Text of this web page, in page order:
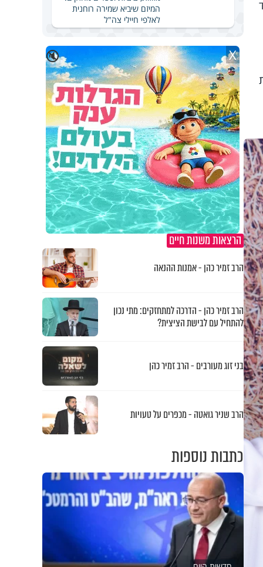
המיזם שיביא שמירה רוחנית
לאלפי חיילי צה"ל
🔇 X
הרצאות משנות חיים
הרב זמיר כהן - אמנות ההנאה
הרב זמיר כהן - הדרכה למתחזקים: מתי נכון
להתחיל עם לבישת הציצית?
בני זוג מעורבים - הרב זמיר כהן
הרב שניר גואטה - מכפרים על טעויות
כתבות נוספות